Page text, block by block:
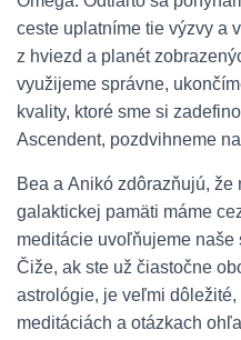
ceste uplatníme tie výzvy a
z hviezd a planét
využijeme správne,
kvality, ktoré sme si
Ascendent, pozdvihneme
Bea a Anikó zdôrazňujú, že
galaktickej pamäti máme
meditácie uvoľňujeme naše
Čiže, ak ste už čiastočne
astrológie, je veľmi
meditáciách a otázkach